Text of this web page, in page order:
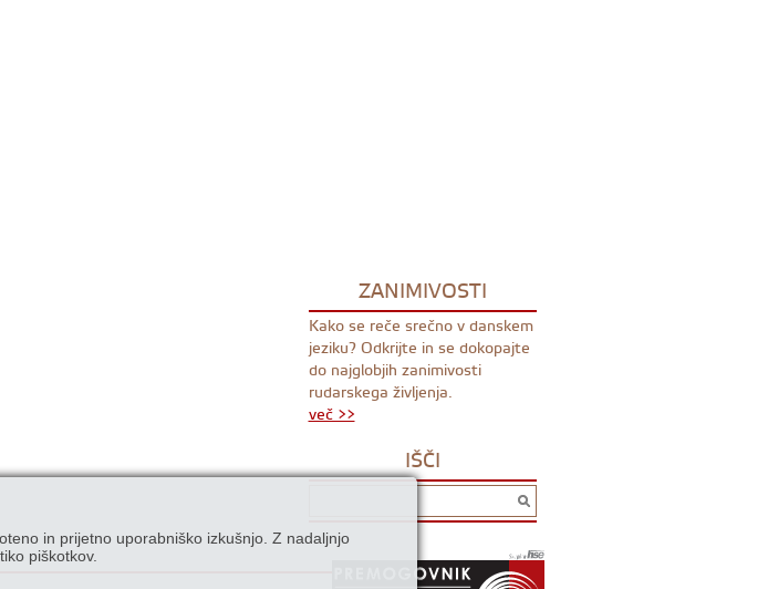
in prijetno uporabniško izkušnjo. Z nadaljnjo
piškotkov.
ZANIMIVOSTI
Kako se reče srečno v danskem
jeziku? Odkrijte in se dokopajte
do najglobjih zanimivosti
rudarskega življenja.
več >>
IŠČI